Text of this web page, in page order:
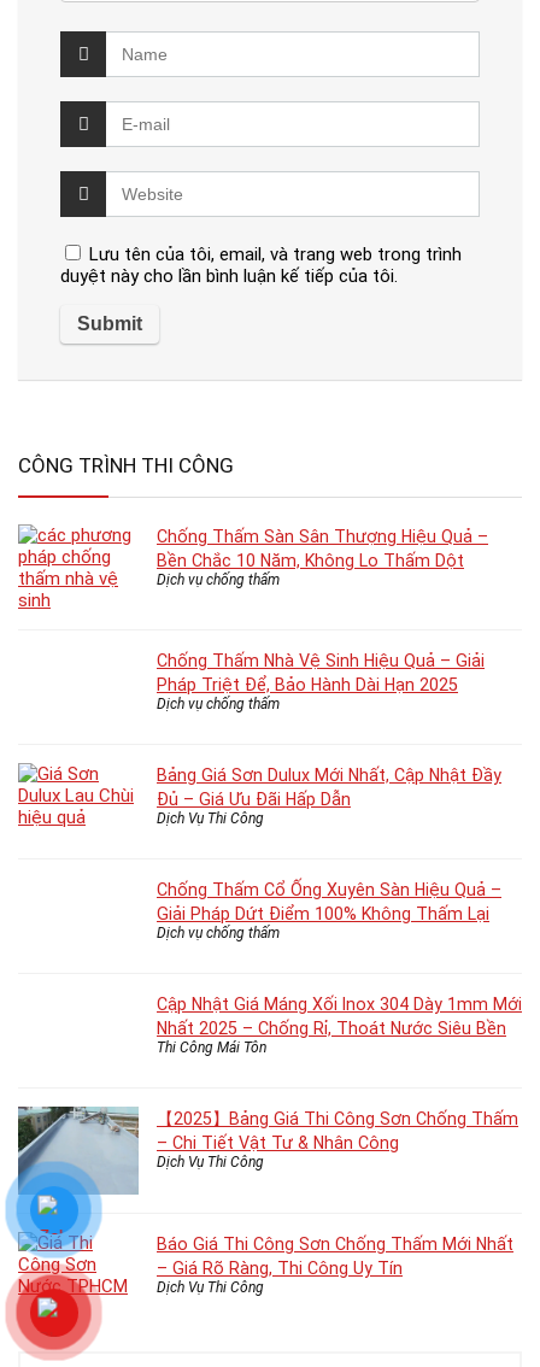
Lưu tên của tôi, email, và trang web trong trình
duyệt này cho lần bình luận kế tiếp của tôi.
CÔNG TRÌNH THI CÔNG
Chống Thấm Sàn Sân Thượng Hiệu Quả –
Bền Chắc 10 Năm, Không Lo Thấm Dột
Dịch vụ chống thấm
Chống Thấm Nhà Vệ Sinh Hiệu Quả – Giải
Pháp Triệt Để, Bảo Hành Dài Hạn 2025
Dịch vụ chống thấm
Bảng Giá Sơn Dulux Mới Nhất, Cập Nhật Đầy
Đủ – Giá Ưu Đãi Hấp Dẫn
Dịch Vụ Thi Công
Chống Thấm Cổ Ống Xuyên Sàn Hiệu Quả –
Giải Pháp Dứt Điểm 100% Không Thấm Lại
Dịch vụ chống thấm
Cập Nhật Giá Máng Xối Inox 304 Dày 1mm Mới
Nhất 2025 – Chống Rỉ, Thoát Nước Siêu Bền
Thi Công Mái Tôn
【2025】Bảng Giá Thi Công Sơn Chống Thấm
– Chi Tiết Vật Tư & Nhân Công
Dịch Vụ Thi Công
Báo Giá Thi Công Sơn Chống Thấm Mới Nhất
– Giá Rõ Ràng, Thi Công Uy Tín
Dịch Vụ Thi Công